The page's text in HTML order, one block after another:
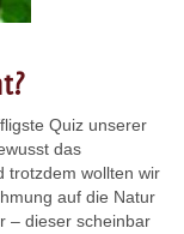
Quiz unserer
das
trotzdem wollten wir
auf die Natur
– dieser scheinbar